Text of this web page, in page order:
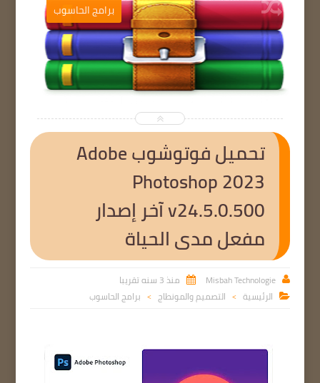
برامج الحاسوب
تحميل فوتوشوب Adobe
Photoshop 2023
v24.5.0.500 آخر إصدار
مفعل مدى الحياة

Misbah Technologie
 منذ 3 سنه تقريبا
 الرئيسية > التصميم والمونطاج > برامج الحاسوب